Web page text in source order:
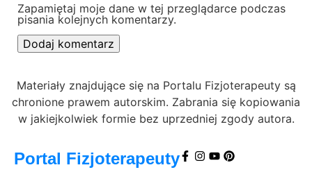
Zapamiętaj moje dane w tej przeglądarce podczas
pisania kolejnych komentarzy.
Materiały znajdujące się na Portalu Fizjoterapeuty są
chronione prawem autorskim. Zabrania się kopiowania
w jakiejkolwiek formie bez uprzedniej zgody autora.
Portal Fizjoterapeuty